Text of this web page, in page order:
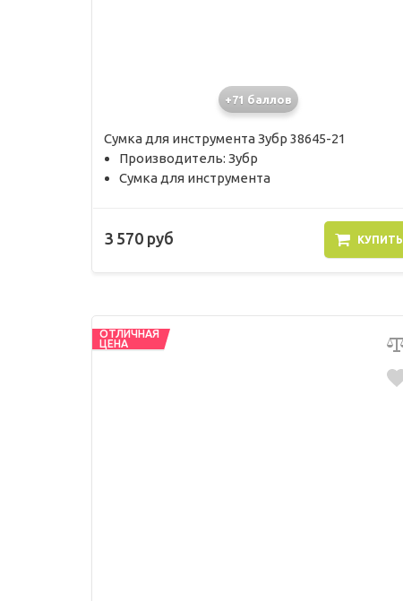
+71 баллов
Сумка для инструмента Зубр 38645-21
Производитель: Зубр
Сумка для инструмента
3 570 руб КУПИТЬ
ОТЛИЧНАЯ
ЦЕНА